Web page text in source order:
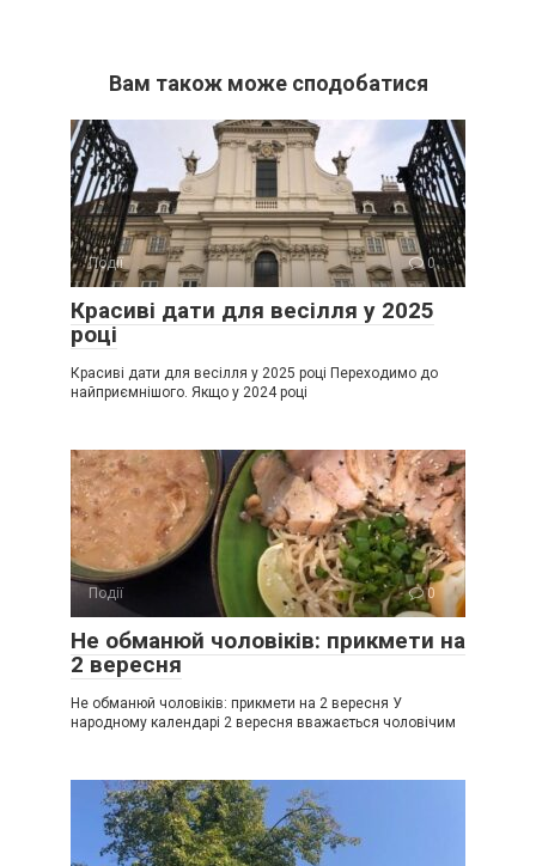
Вам також може сподобатися
Події 0
Красиві дати для весілля у 2025
році
Красиві дати для весілля у 2025 році Переходимо до
найприємнішого. Якщо у 2024 році
Події 0
Не обманюй чоловіків: прикмети на
2 вересня
Не обманюй чоловіків: прикмети на 2 вересня У
народному календарі 2 вересня вважається чоловічим